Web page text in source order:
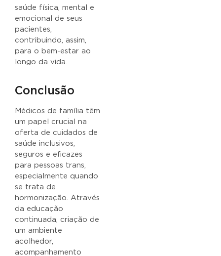
saúde física, mental e
emocional de seus
pacientes,
contribuindo, assim,
para o bem-estar ao
longo da vida.
Conclusão
Médicos de família têm
um papel crucial na
oferta de cuidados de
saúde inclusivos,
seguros e eficazes
para pessoas trans,
especialmente quando
se trata de
hormonização. Através
da educação
continuada, criação de
um ambiente
acolhedor,
acompanhamento